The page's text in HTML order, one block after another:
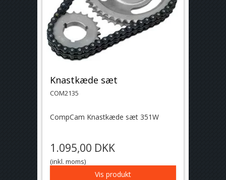
Knastkæde sæt
COM2135
CompCam Knastkæde sæt 351W
1.095,00 DKK
(inkl. moms)
Vis produkt